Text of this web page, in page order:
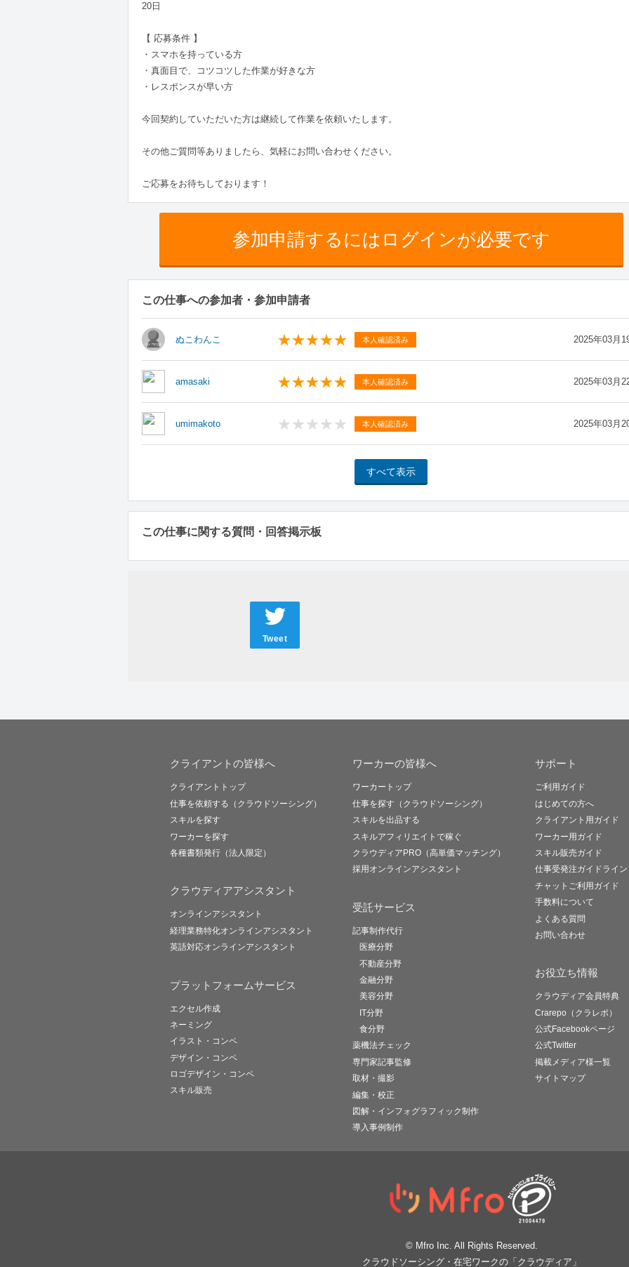
20日
【 応募条件 】
・スマホを持っている方
・真面目で、コツコツした作業が好きな方
・レスポンスが早い方
今回契約していただいた方は継続して作業を依頼いたします。
その他ご質問等ありましたら、気軽にお問い合わせください。
ご応募をお待ちしております！
参加申請するにはログインが必要です
この仕事への参加者・参加申請者
ぬこわんこ 本人確認済み 2025年03月
amasaki 本人確認済み 2025年03月
umimakoto 本人確認済み 2025年03月
この仕事に関する質問・回答掲示板
Tweet
クライアントの皆様へ
クライアントトップ
仕事を依頼する（クラウドソーシング）
スキルを探す
ワーカーを探す
各種書類発行（法人限定）
クラウディアアシスタント
オンラインアシスタント
経理業務特化オンラインアシスタント
英語対応オンラインアシスタント
プラットフォームサービス
エクセル作成
ネーミング
イラスト・コンペ
デザイン・コンペ
ロゴデザイン・コンペ
スキル販売
ワーカーの皆様へ
ワーカートップ
仕事を探す（クラウドソーシング）
スキルを出品する
スキルアフィリエイトで稼ぐ
クラウディアPRO（高単価マッチング）
採用オンラインアシスタント
受託サービス
記事制作代行
医療分野
不動産分野
金融分野
美容分野
IT分野
食分野
薬機法チェック
専門家記事監修
取材・撮影
編集・校正
図解・インフォグラフィック制作
導入事例制作
サポート
ご利用ガイド
はじめての方へ
クライアント用ガイド
ワーカー用ガイド
スキル販売ガイド
仕事受発注ガイドライン
チャットご利用ガイド
手数料について
よくある質問
お問い合わせ
お役立ち情報
クラウディア会員特典
Crarepo（クラレポ）
公式Facebookページ
公式Twitter
掲載メディア様一覧
サイトマップ
© Mfro Inc. All Rights Reserved.
クラウドソーシング・在宅ワークの「クラウディア」